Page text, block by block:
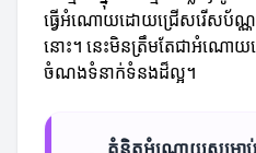
ធ្វើអំណោយដោយជ្រើសរើសប័ណ្ណ
នោះ។ នេះមិនត្រឹមតែជាអំណោយទេ
ចំណងទំនាក់ទំនងដ៏ល្អ។